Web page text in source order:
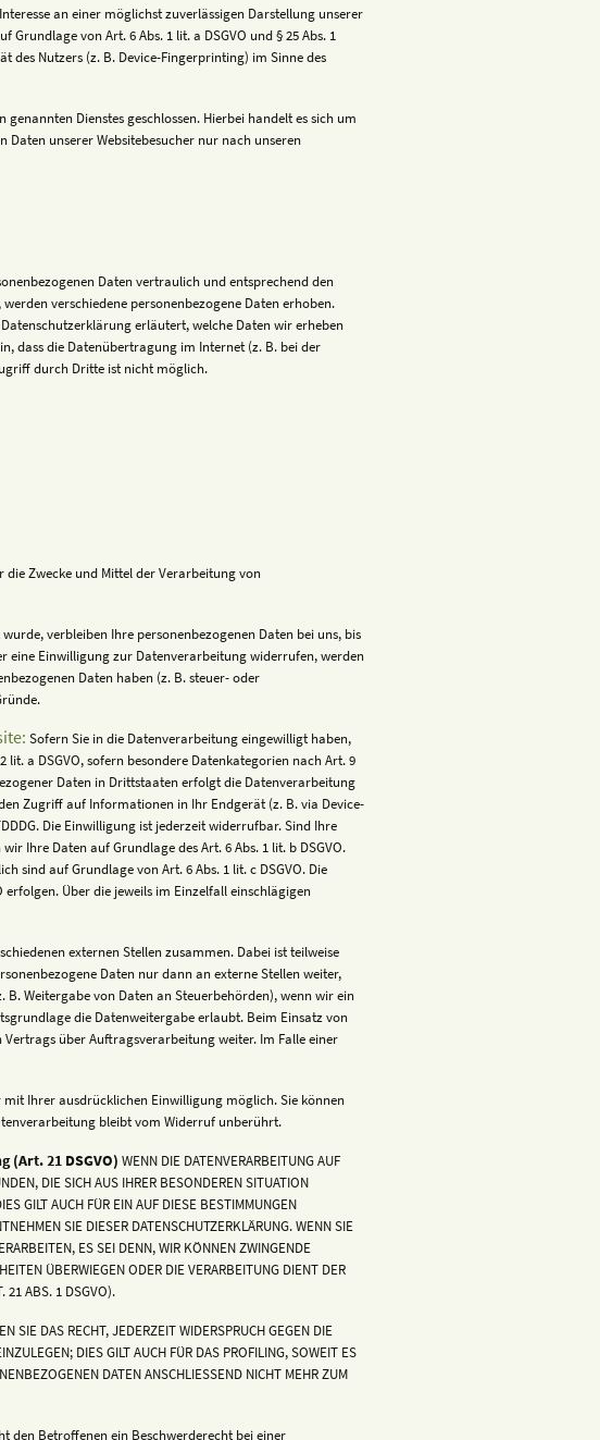
an einer möglichst zuverlässigen Darstellung unserer
von Art. 6 Abs. 1 lit. a DSGVO und § 25 Abs. 1
des Nutzers (z. B. Device-Fingerprinting) im Sinne des
Dienstes geschlossen. Hierbei handelt es sich um
unserer Websitebesucher nur nach unseren
Daten vertraulich und entsprechend den
verschiedene personenbezogene Daten erhoben.
erläutert, welche Daten wir erheben
dass die Datenübertragung im Internet (z. B. bei der
durch Dritte ist nicht möglich.
Zwecke und Mittel der Verarbeitung von
verbleiben Ihre personenbezogenen Daten bei uns, bis
eine Einwilligung zur Datenverarbeitung widerrufen, werden
Daten haben (z. B. steuer- oder
Sofern Sie in die Datenverarbeitung eingewilligt haben,
a DSGVO, sofern besondere Datenkategorien nach Art. 9
Daten in Drittstaaten erfolgt die Datenverarbeitung
Zugriff auf Informationen in Ihr Endgerät (z. B. via Device-
Die Einwilligung ist jederzeit widerrufbar. Sind Ihre
Ihre Daten auf Grundlage des Art. 6 Abs. 1 lit. b DSGVO.
sind auf Grundlage von Art. 6 Abs. 1 lit. c DSGVO. Die
Über die jeweils im Einzelfall einschlägigen
externen Stellen zusammen. Dabei ist teilweise
Daten nur dann an externe Stellen weiter,
Weitergabe von Daten an Steuerbehörden), wenn wir ein
die Datenweitergabe erlaubt. Beim Einsatz von
über Auftragsverarbeitung weiter. Im Falle einer
Ihrer ausdrücklichen Einwilligung möglich. Sie können
bleibt vom Widerruf unberührt.
(Art. 21 DSGVO) WENN DIE DATENVERARBEITUNG AUF
DIE SICH AUS IHRER BESONDEREN SITUATION
GILT AUCH FÜR EIN AUF DIESE BESTIMMUNGEN
SIE DIESER DATENSCHUTZERKLÄRUNG. WENN SIE
ES SEI DENN, WIR KÖNNEN ZWINGENDE
ÜBERWIEGEN ODER DIE VERARBEITUNG DIENT DER
21 ABS. 1 DSGVO).
SIE DAS RECHT, JEDERZEIT WIDERSPRUCH GEGEN DIE
DIES GILT AUCH FÜR DAS PROFILING, SOWEIT ES
DATEN ANSCHLIESSEND NICHT MEHR ZUM
den Betroffenen ein Beschwerderecht bei einer